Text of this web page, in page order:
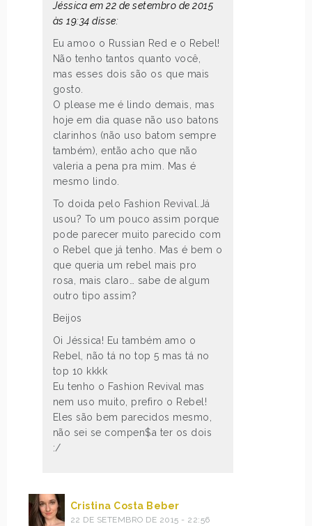
Jéssica em 22 de setembro de 2015
às 19:34 disse:
Eu amoo o Russian Red e o Rebel!
Não tenho tantos quanto você,
mas esses dois são os que mais
gosto.
O please me é lindo demais, mas
hoje em dia quase não uso batons
clarinhos (não uso batom sempre
também), então acho que não
valeria a pena pra mim. Mas é
mesmo lindo.
To doida pelo Fashion Revival.Já
usou? To um pouco assim porque
pode parecer muito parecido com
o Rebel que já tenho. Mas é bem o
que queria um rebel mais pro
rosa, mais claro… sabe de algum
outro tipo assim?
Beijos
Oi Jéssica! Eu também amo o
Rebel, não tá no top 5 mas tá no
top 10 kkkk
Eu tenho o Fashion Revival mas
nem uso muito, prefiro o Rebel!
Eles são bem parecidos mesmo,
não sei se compen$a ter os dois
:/
Cristina Costa Beber
22 DE SETEMBRO DE 2015 - 22:56